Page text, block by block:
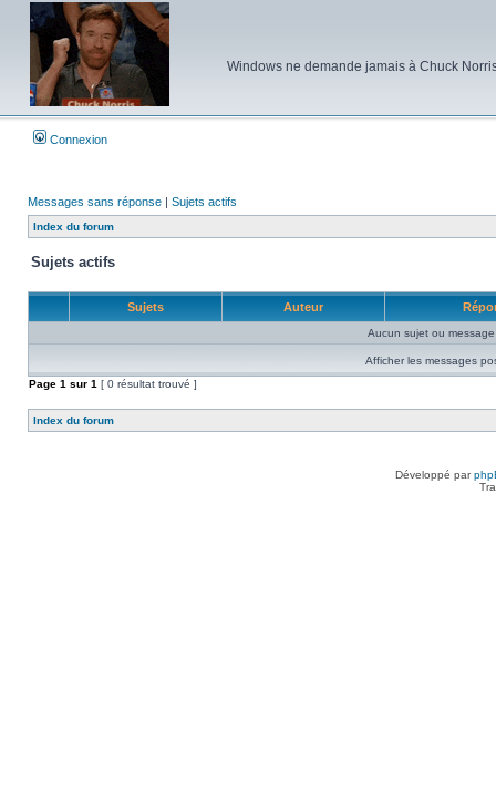
Windows ne demande jamais à Chuck
Connexion
Messages sans réponse | Sujets actifs
Index du forum
Sujets actifs
Sujets Auteur
Aucun sujet ou
Afficher les messages
Page 1 sur 1 [ 0 résultat trouvé ]
Index du forum
Développé par